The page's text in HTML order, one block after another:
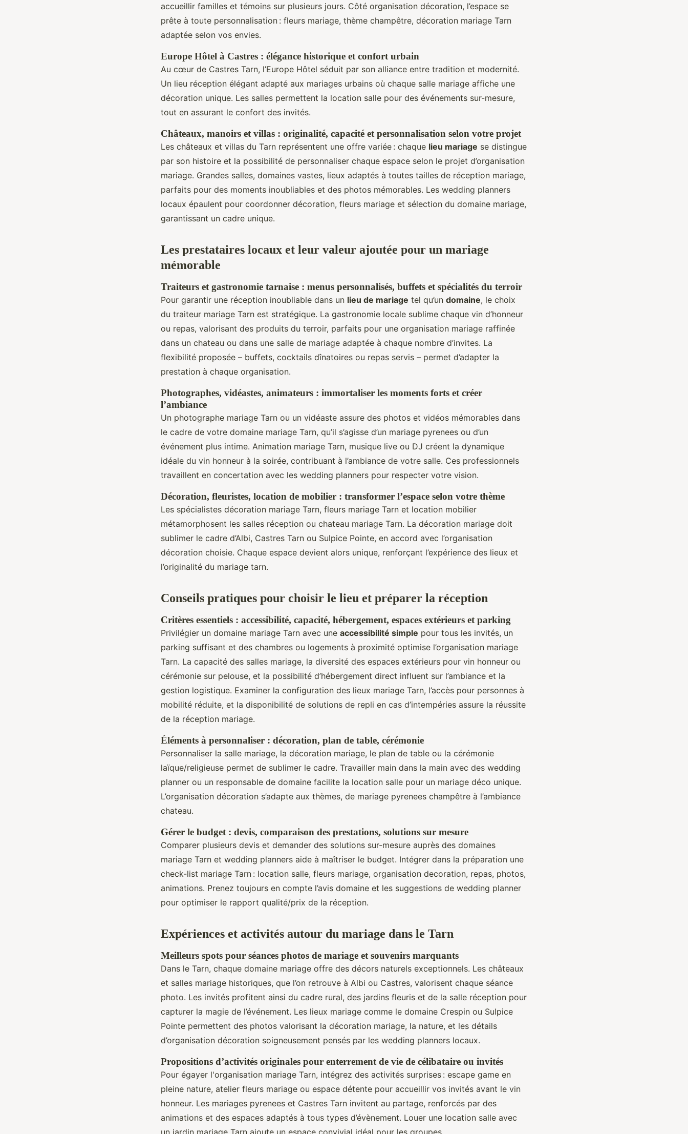
accueillir familles et témoins sur plusieurs jours. Côté organisation décoration, l’espace se
prête à toute personnalisation : fleurs mariage, thème champêtre, décoration mariage Tarn
adaptée selon vos envies.
Europe Hôtel à Castres : élégance historique et confort urbain
Au cœur de Castres Tarn, l’Europe Hôtel séduit par son alliance entre tradition et modernité.
Un lieu réception élégant adapté aux mariages urbains où chaque salle mariage affiche une
décoration unique. Les salles permettent la location salle pour des événements sur-mesure,
tout en assurant le confort des invités.
Châteaux, manoirs et villas : originalité, capacité et personnalisation selon votre projet
Les châteaux et villas du Tarn représentent une offre variée : chaque lieu mariage se distingue
par son histoire et la possibilité de personnaliser chaque espace selon le projet d’organisation
mariage. Grandes salles, domaines vastes, lieux adaptés à toutes tailles de réception mariage,
parfaits pour des moments inoubliables et des photos mémorables. Les wedding planners
locaux épaulent pour coordonner décoration, fleurs mariage et sélection du domaine mariage,
garantissant un cadre unique.
Les prestataires locaux et leur valeur ajoutée pour un mariage
mémorable
Traiteurs et gastronomie tarnaise : menus personnalisés, buffets et spécialités du terroir
Pour garantir une réception inoubliable dans un lieu de mariage tel qu’un domaine, le choix
du traiteur mariage Tarn est stratégique. La gastronomie locale sublime chaque vin d’honneur
ou repas, valorisant des produits du terroir, parfaits pour une organisation mariage raffinée
dans un chateau ou dans une salle de mariage adaptée à chaque nombre d’invites. La
flexibilité proposée – buffets, cocktails dînatoires ou repas servis – permet d’adapter la
prestation à chaque organisation.
Photographes, vidéastes, animateurs : immortaliser les moments forts et créer
l’ambiance
Un photographe mariage Tarn ou un vidéaste assure des photos et vidéos mémorables dans
le cadre de votre domaine mariage Tarn, qu’il s’agisse d’un mariage pyrenees ou d’un
événement plus intime. Animation mariage Tarn, musique live ou DJ créent la dynamique
idéale du vin honneur à la soirée, contribuant à l’ambiance de votre salle. Ces professionnels
travaillent en concertation avec les wedding planners pour respecter votre vision.
Décoration, fleuristes, location de mobilier : transformer l’espace selon votre thème
Les spécialistes décoration mariage Tarn, fleurs mariage Tarn et location mobilier
métamorphosent les salles réception ou chateau mariage Tarn. La décoration mariage doit
sublimer le cadre d’Albi, Castres Tarn ou Sulpice Pointe, en accord avec l’organisation
décoration choisie. Chaque espace devient alors unique, renforçant l’expérience des lieux et
l’originalité du mariage tarn.
Conseils pratiques pour choisir le lieu et préparer la réception
Critères essentiels : accessibilité, capacité, hébergement, espaces extérieurs et parking
Privilégier un domaine mariage Tarn avec une accessibilité simple pour tous les invités, un
parking suffisant et des chambres ou logements à proximité optimise l’organisation mariage
Tarn. La capacité des salles mariage, la diversité des espaces extérieurs pour vin honneur ou
cérémonie sur pelouse, et la possibilité d’hébergement direct influent sur l’ambiance et la
gestion logistique. Examiner la configuration des lieux mariage Tarn, l’accès pour personnes à
mobilité réduite, et la disponibilité de solutions de repli en cas d’intempéries assure la réussite
de la réception mariage.
Éléments à personnaliser : décoration, plan de table, cérémonie
Personnaliser la salle mariage, la décoration mariage, le plan de table ou la cérémonie
laïque/religieuse permet de sublimer le cadre. Travailler main dans la main avec des wedding
planner ou un responsable de domaine facilite la location salle pour un mariage déco unique.
L’organisation décoration s’adapte aux thèmes, de mariage pyrenees champêtre à l’ambiance
chateau.
Gérer le budget : devis, comparaison des prestations, solutions sur mesure
Comparer plusieurs devis et demander des solutions sur-mesure auprès des domaines
mariage Tarn et wedding planners aide à maîtriser le budget. Intégrer dans la préparation une
check-list mariage Tarn : location salle, fleurs mariage, organisation decoration, repas, photos,
animations. Prenez toujours en compte l’avis domaine et les suggestions de wedding planner
pour optimiser le rapport qualité/prix de la réception.
Expériences et activités autour du mariage dans le Tarn
Meilleurs spots pour séances photos de mariage et souvenirs marquants
Dans le Tarn, chaque domaine mariage offre des décors naturels exceptionnels. Les châteaux
et salles mariage historiques, que l’on retrouve à Albi ou Castres, valorisent chaque séance
photo. Les invités profitent ainsi du cadre rural, des jardins fleuris et de la salle réception pour
capturer la magie de l’événement. Les lieux mariage comme le domaine Crespin ou Sulpice
Pointe permettent des photos valorisant la décoration mariage, la nature, et les détails
d’organisation décoration soigneusement pensés par les wedding planners locaux.
Propositions d’activités originales pour enterrement de vie de célibataire ou invités
Pour égayer l'organisation mariage Tarn, intégrez des activités surprises : escape game en
pleine nature, atelier fleurs mariage ou espace détente pour accueillir vos invités avant le vin
honneur. Les mariages pyrenees et Castres Tarn invitent au partage, renforcés par des
animations et des espaces adaptés à tous types d’évènement. Louer une location salle avec
un jardin mariage Tarn ajoute un espace convivial idéal pour les groupes.